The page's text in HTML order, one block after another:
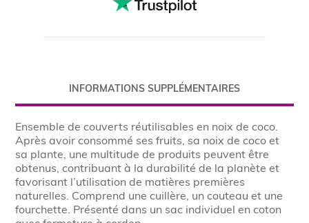
INFORMATIONS SUPPLÉMENTAIRES
Ensemble de couverts réutilisables en noix de coco.
Après avoir consommé ses fruits, sa noix de coco et
sa plante, une multitude de produits peuvent être
obtenus, contribuant à la durabilité de la planète et
favorisant l’utilisation de matières premières
naturelles. Comprend une cuillère, un couteau et une
fourchette. Présenté dans un sac individuel en coton